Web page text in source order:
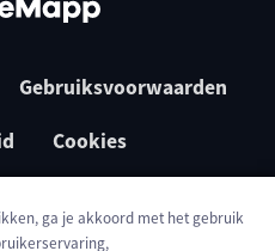
Gebruiksvoorwaarden
Cookies
ga je akkoord met het gebruik